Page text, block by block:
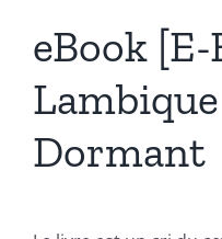
eBook
Dormant